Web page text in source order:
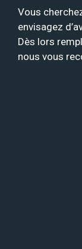
Vous
envisagez
Dès lors
nous vous